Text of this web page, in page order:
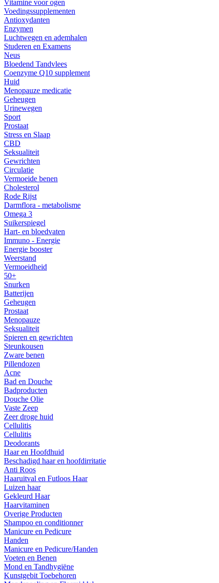
Vitamine voor ogen
Voedingssupplementen
Antioxydanten
Enzymen
Luchtwegen en ademhalen
Studeren en Examens
Neus
Bloedend Tandvlees
Coenzyme Q10 supplement
Huid
Menopauze medicatie
Geheugen
Urinewegen
Sport
Prostaat
Stress en Slaap
CBD
Seksualiteit
Gewrichten
Circulatie
Vermoeide benen
Cholesterol
Rode Rijst
Darmflora - metabolisme
Omega 3
Suikerspiegel
Hart- en bloedvaten
Immuno - Energie
Energie booster
Weerstand
Vermoeidheid
50+
Snurken
Batterijen
Geheugen
Prostaat
Menopauze
Seksualiteit
Spieren en gewrichten
Steunkousen
Zware benen
Pillendozen
Acne
Bad en Douche
Badproducten
Douche Olie
Vaste Zeep
Zeer droge huid
Cellulitis
Cellulitis
Deodorants
Haar en Hoofdhuid
Beschadigd haar en hoofdirritatie
Anti Roos
Haaruitval en Futloos Haar
Luizen haar
Gekleurd Haar
Haarvitaminen
Overige Producten
Shampoo en conditionner
Manicure en Pedicure
Handen
Manicure en Pedicure/Handen
Voeten en Benen
Mond en Tandhygiëne
Kunstgebit Toebehoren